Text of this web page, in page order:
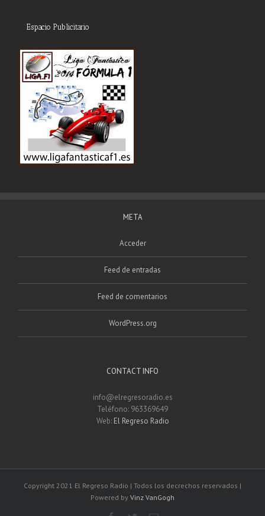
Espacio Publicitario
META
Acceder
Feed de entradas
Feed de comentarios
WordPress.org
CONTACT INFO
info@elregresoradio.es
Teléfono: 963369649
Web: El Regreso Radio
Copyright 2021 El Regreso Radio | Todos los decrechos reservados |
Powered by Vinz VanGogh